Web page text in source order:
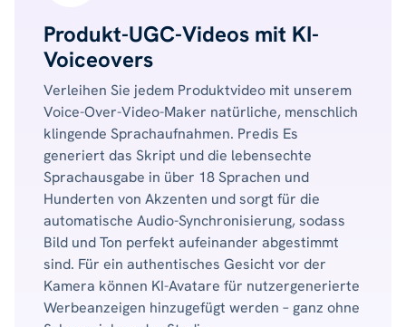
Produkt-UGC-Videos mit KI-
Voiceovers
Verleihen Sie jedem Produktvideo mit unserem
Voice-Over-Video-Maker natürliche, menschlich
klingende Sprachaufnahmen. Predis Es
generiert das Skript und die lebensechte
Sprachausgabe in über 18 Sprachen und
Hunderten von Akzenten und sorgt für die
automatische Audio-Synchronisierung, sodass
Bild und Ton perfekt aufeinander abgestimmt
sind. Für ein authentisches Gesicht vor der
Kamera können KI-Avatare für nutzergenerierte
Werbeanzeigen hinzugefügt werden – ganz ohne